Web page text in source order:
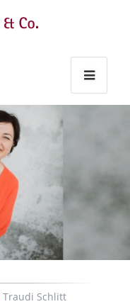
Traudi Schlitt